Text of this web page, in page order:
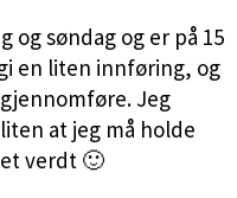
og søndag og er på 15
en liten innføring, og
Jeg
at jeg må holde
verdt 🙂